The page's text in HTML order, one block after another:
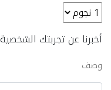
أخبرنا عن تجربتك الشخصية
وصف